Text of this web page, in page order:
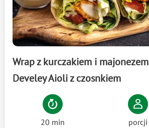
Wrap z kurczakiem i majonezem
Develey Aioli z czosnkiem
20 min porcji